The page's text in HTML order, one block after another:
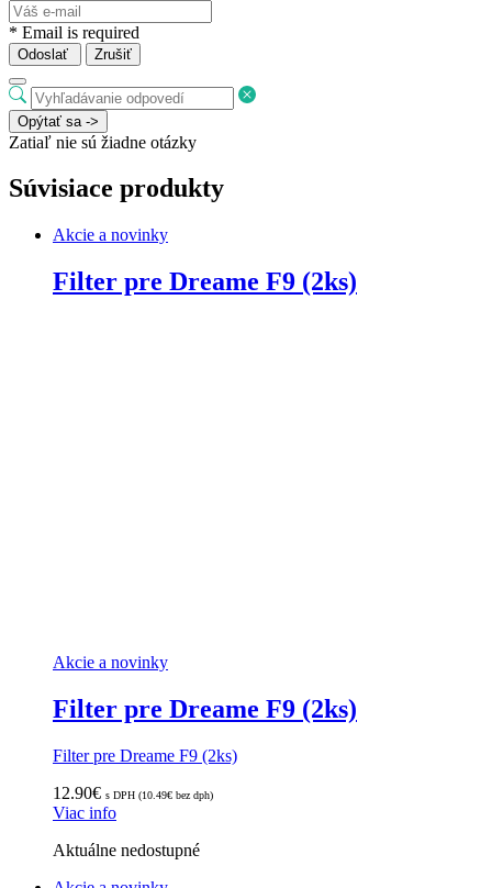
* Email is required
Odoslať Zrušiť
Opýtať sa ->
Zatiaľ nie sú žiadne otázky
Súvisiace produkty
Akcie a novinky
Filter pre Dreame F9 (2ks)
Akcie a novinky
Filter pre Dreame F9 (2ks)
Filter pre Dreame F9 (2ks)
12.90€ s DPH (10.49€ bez dph)
Viac info
Aktuálne nedostupné